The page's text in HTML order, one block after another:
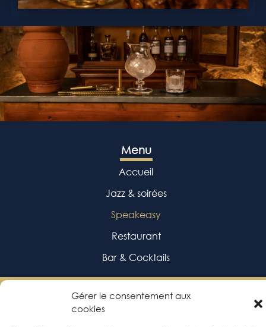
Gérer le consentement aux
cookies
Menu
Accueil
Jazz & soirées
Speakeasy
Restaurant
Bar & Cocktails